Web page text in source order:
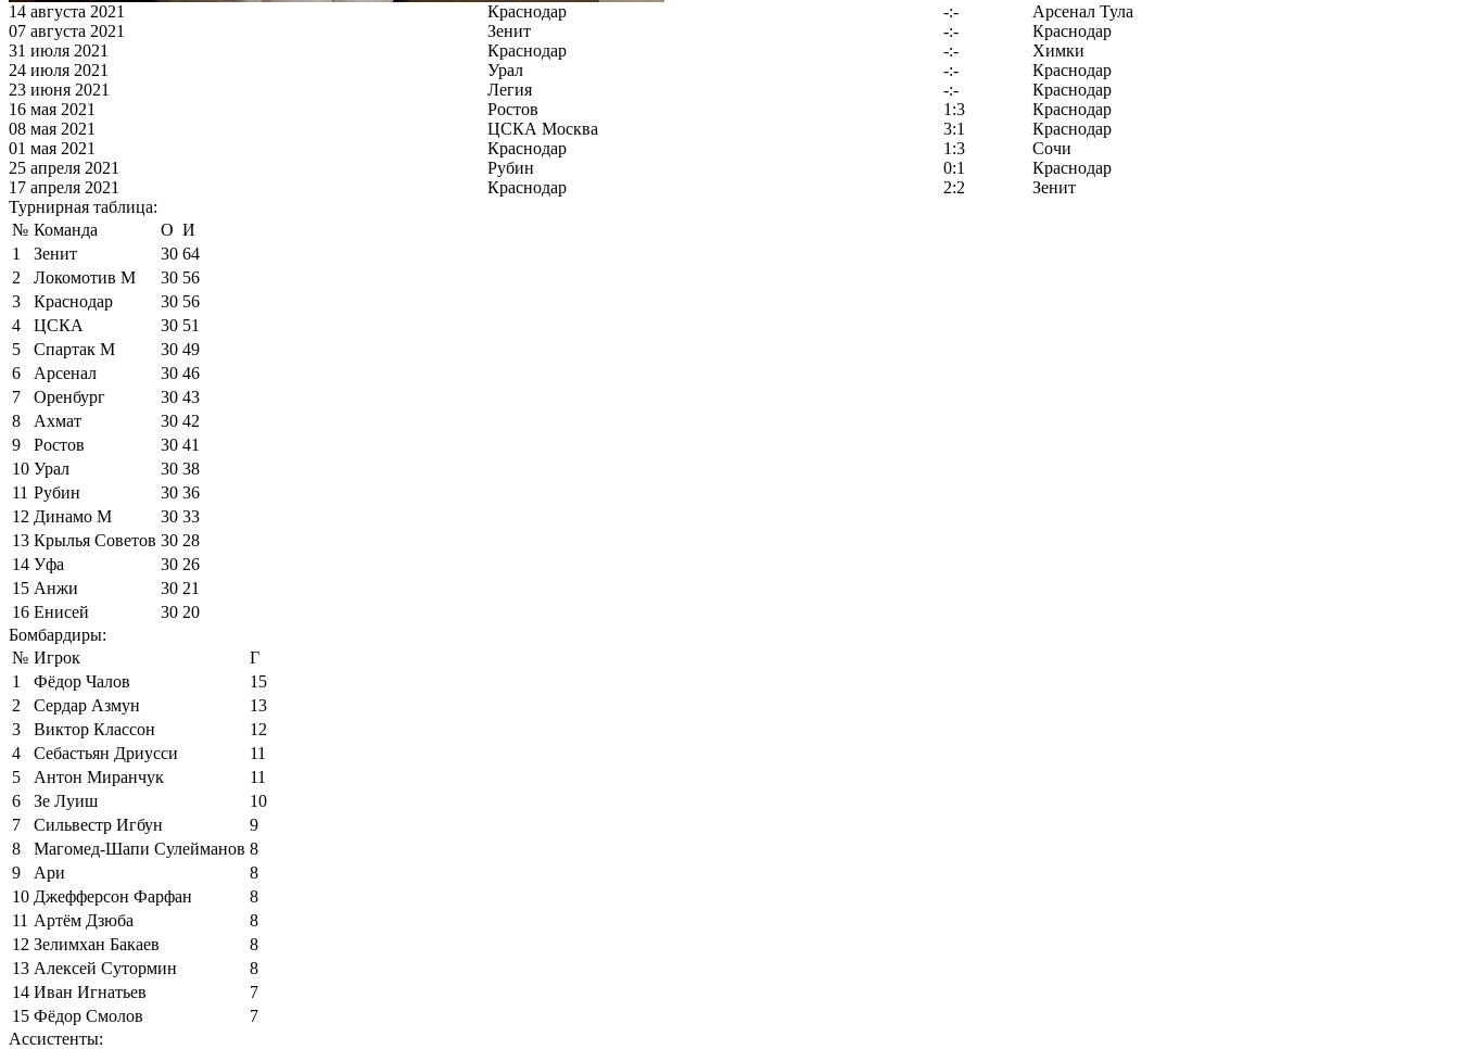
14 августа 2021 Краснодар -:-
Арсенал Тула
07 августа 2021
Зенит -:-
Краснодар
31 июля 2021
Краснодар -:-
Химки
24 июля 2021
Урал -:-
Краснодар
23 июня 2021
Легия -:-
Краснодар
16 мая 2021
Ростов 1:3
Краснодар
08 мая 2021
ЦСКА Москва 3:1
Краснодар
01 мая 2021
Краснодар 1:3
Сочи
25 апреля 2021
Рубин 0:1
Краснодар
17 апреля 2021
Краснодар 2:2
Зенит
Турнирная таблица:
№ Команда О И
1
Зенит 30 64
2
Локомотив М 30 56
3
Краснодар 30 56
4
ЦСКА 30 51
5
Спартак М 30 49
6
Арсенал 30 46
7
Оренбург 30 43
8
Ахмат 30 42
9
Ростов 30 41
10 Урал 30 38
11 Рубин 30 36
12 Динамо М 30 33
13 Крылья Советов 30 28
14 Уфа 30 26
15 Анжи 30 21
16 Енисей 30 20
Бомбардиры:
№ Игрок
Г
1
Фёдор Чалов
15
2
Сердар Азмун
13
3
Виктор Классон
12
4
Себастьян Дриусси
11
5
Антон Миранчук
11
6
Зе Луиш
10
7
Сильвестр Игбун
9
8
Магомед-Шапи Сулейманов 8
9
Ари
8
10 Джефферсон Фарфан
8
11 Артём Дзюба
8
12 Зелимхан Бакаев
8
13 Алексей Сутормин
8
14 Иван Игнатьев
7
15 Фёдор Смолов
7
Ассистенты: